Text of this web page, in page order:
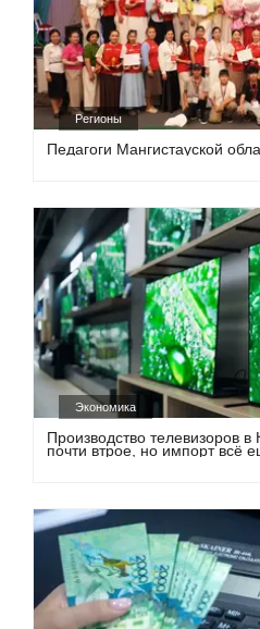
Регионы
Педагоги Мангистауской
Экономика
Производство телевизоров в
почти втрое, но импорт всё